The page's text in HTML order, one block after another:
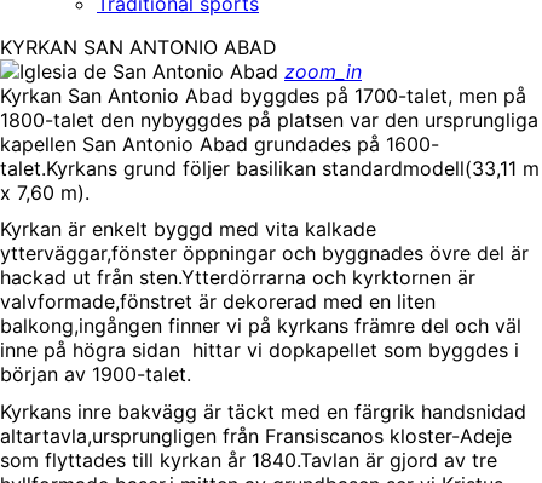
KYRKAN SAN ANTONIO ABAD
zoom_in
Kyrkan San Antonio Abad byggdes på 1700-talet, men på
1800-talet den nybyggdes på platsen var den ursprungliga
kapellen San Antonio Abad grundades på 1600-
talet.Kyrkans grund följer basilikan standardmodell(33,11 m
x 7,60 m).
Kyrkan är enkelt byggd med vita kalkade
ytterväggar,fönster öppningar och byggnades övre del är
hackad ut från sten.Ytterdörrarna och kyrktornen är
valvformade,fönstret är dekorerad med en liten
balkong,ingången finner vi på kyrkans främre del och väl
inne på högra sidan hittar vi dopkapellet som byggdes i
början av 1900-talet.
Kyrkans inre bakvägg är täckt med en färgrik handsnidad
altartavla,ursprungligen från Fransiscanos kloster-Adeje
som flyttades till kyrkan år 1840.Tavlan är gjord av tre